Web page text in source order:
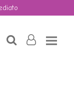
searchuser-